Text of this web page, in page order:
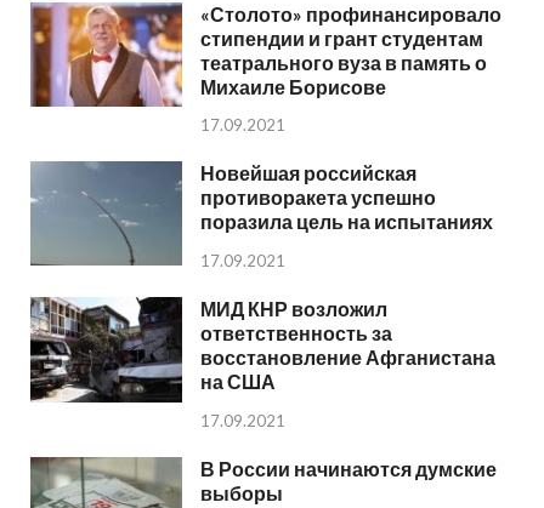
«Столото» профинансировало
стипендии и грант студентам
театрального вуза в память о
Михаиле Борисове
17.09.2021
Новейшая российская
противоракета успешно
поразила цель на испытаниях
17.09.2021
МИД КНР возложил
ответственность за
восстановление Афганистана
на США
17.09.2021
В России начинаются думские
выборы